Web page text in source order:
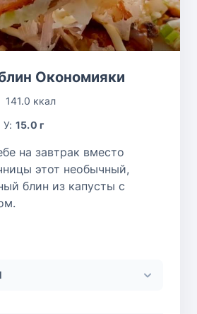
Окономияки
141.0 ккал
У: 15.0 г
на завтрак вместо
этот необычный,
блин из капусты с